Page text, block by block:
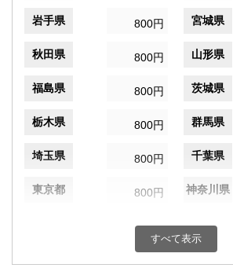
岩手県 800円 宮城県
秋田県 800円 山形県
福島県 800円 茨城県
栃木県 800円 群馬県
埼玉県 800円 千葉県
東京都 800円 神奈川県
800円 富山県
すべて表示